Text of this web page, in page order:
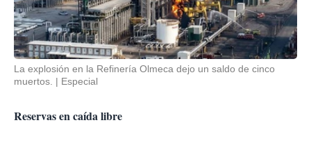
La explosión en la Refinería Olmeca dejo un saldo de cinco
muertos.
Especial
Reservas en caída libre